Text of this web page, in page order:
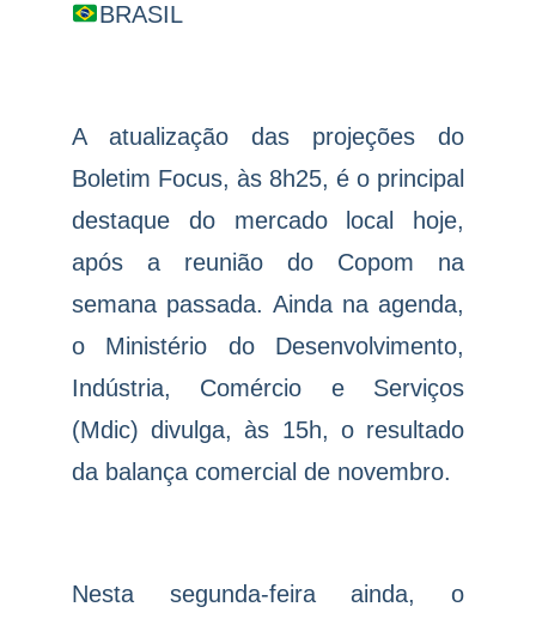
BRASIL
A atualização das projeções do
Boletim Focus, às 8h25, é o principal
destaque do mercado local hoje,
após a reunião do Copom na
semana passada. Ainda na agenda,
o Ministério do Desenvolvimento,
Indústria, Comércio e Serviços
(Mdic) divulga, às 15h, o resultado
da balança comercial de novembro.
Nesta segunda-feira ainda, o